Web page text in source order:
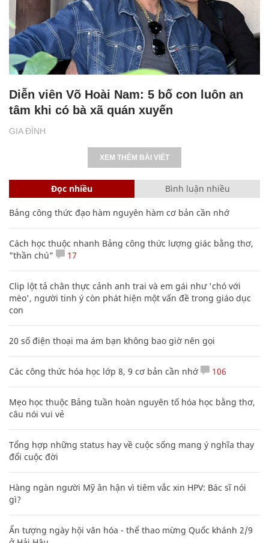
GIA ĐÌNH
Diễn viên Võ Hoài Nam: 5 bố con luôn an
tâm khi có bà xã quán xuyến
XEM THÊM BÀI VIẾT
Đọc nhiều Bình luận nhiều
Bảng công thức đạo hàm nguyên hàm cơ bản cần nhớ
Cách học thuộc nhanh Bảng công thức lượng giác bằng thơ,
"thần chú"
17
Clip lột tả chân thực cảnh anh trai và em gái như 'chó với
mèo', người tinh ý còn phát hiện một vấn đề trong giáo dục
con
20 số điện thoại ma ám bạn không bao giờ nên gọi
Các công thức hóa học lớp 8, 9 cơ bản cần nhớ 106
Mẹo học thuộc Bảng tuần hoàn nguyên tố hóa học bằng thơ,
câu nói vui vẻ
Tổng hợp những status hay về cuộc sống mang ý nghĩa thay
đổi cuộc đời
Hàng ngàn người Mỹ ân hận vì tiêm vắc xin HPV: Bác sĩ nói
gì?
Ấn tượng ngày hội văn hóa - thể thao mừng Quốc khánh 2/9